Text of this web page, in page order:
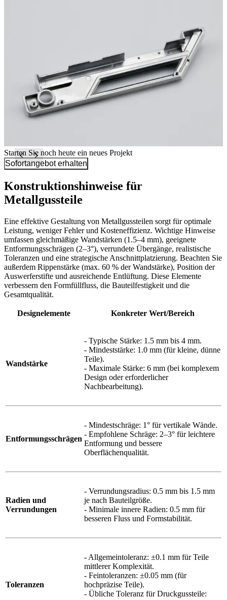
Starten Sie noch heute ein neues Projekt
Sofortangebot erhalten
Konstruktionshinweise für
Metallgussteile
Eine effektive Gestaltung von Metallgussteilen sorgt für optimale
Leistung, weniger Fehler und Kosteneffizienz. Wichtige Hinweise
umfassen gleichmäßige Wandstärken (1.5–4 mm), geeignete
Entformungsschrägen (2–3°), verrundete Übergänge, realistische
Toleranzen und eine strategische Anschnittplatzierung. Beachten Sie
außerdem Rippenstärke (max. 60 % der Wandstärke), Position der
Auswerferstifte und ausreichende Entlüftung. Diese Elemente
verbessern den Formfüllfluss, die Bauteilfestigkeit und die
Gesamtqualität.
Designelemente Konkreter Wert/Bereich
Wandstärke
- Typische Stärke: 1.5 mm bis 4 mm.
- Mindeststärke: 1.0 mm (für kleine, dünne
Teile).
- Maximale Stärke: 6 mm (bei komplexem
Design oder erforderlicher
Nachbearbeitung).
Entformungsschrägen
- Mindestschräge: 1° für vertikale Wände.
- Empfohlene Schräge: 2–3° für leichtere
Entformung und bessere
Oberflächenqualität.
Radien und
Verrundungen
- Verrundungsradius: 0.5 mm bis 1.5 mm
je nach Bauteilgröße.
- Minimale innere Radien: 0.5 mm für
besseren Fluss und Formstabilität.
Toleranzen
- Allgemeintoleranz: ±0.1 mm für Teile
mittlerer Komplexität.
- Feintoleranzen: ±0.05 mm (für
hochpräzise Teile).
- Übliche Toleranz für Druckgussteile: